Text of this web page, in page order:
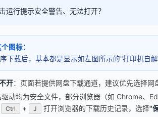
运行提示安全警告、无法打开？
图标：
下载后，基本都是显示如左图所示的"打印机自
开：页面若提供网盘下载通道，建议优先选择网
驱动均为安全文件，部分浏览器（如 Chrome、
Ctrl + J 打开浏览器的下载历史记录，选择"